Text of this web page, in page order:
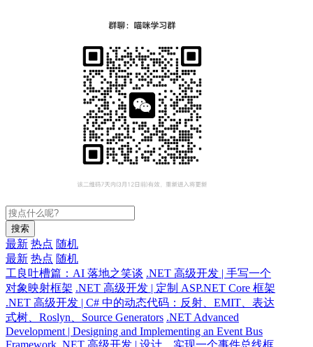
搜索
最新 热点 随机
最新 热点 随机
工良吐槽篇：AI 落地之笑谈 .NET 高级开发 | 手写一个
对象映射框架 .NET 高级开发 | 定制 ASP.NET Core 框架
.NET 高级开发 | C# 中的动态代码：反射、EMIT、表达
式树、Roslyn、Source Generators .NET Advanced
Development | Designing and Implementing an Event Bus